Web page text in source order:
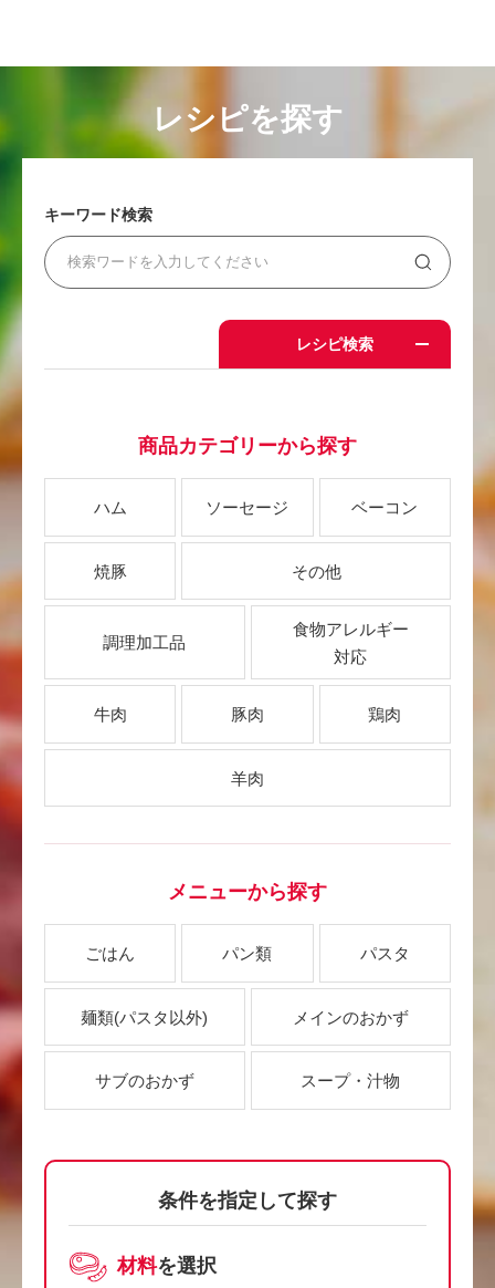
レシピを探す
キーワード検索
レシピ検索
商品カテゴリーから探す
ハム ソーセージ ベーコン
焼豚 その他
調理加工品
食物アレルギー
対応
牛肉 豚肉 鶏肉
羊肉
メニューから探す
ごはん パン類 パスタ
麺類(パスタ以外) メインのおかず
サブのおかず スープ・汁物
条件を指定して探す
材料を選択